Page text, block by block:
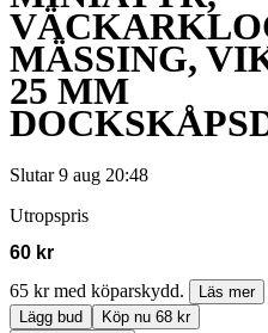
MÄSSING,
25 MM
Slutar 9 aug 20:48
Utropspris
60 kr
65 kr med köparskydd.
Läs mer
Lägg bud
Köp nu 68 kr